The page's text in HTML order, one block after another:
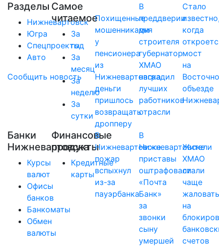
Разделы
Нижневартовск
Югра
Спецпроекты
Авто
Сообщить новость
Самое
читаемое
За
год
За
месяц
За
неделю
За
сутки
Похищенные
мошенниками
у
пенсионера
из
Нижневартовска
деньги
пришлось
возвращать
дропперу
В
преддверии
дня
строителя
губернатор
ХМАО
наградил
лучших
работников
отрасли
Стало
когда
мост
на
объезде
Банки
Нижневартовска
Курсы
валют
Офисы
банков
Банкоматы
Обмен
валюты
Финансовые
продукты
Кредитные
карты
В
Нижневартовске
пожар
вспыхнул
из-за
пауэрбанка
В
Нижневартовске
приставы
оштрафовали
«Почта
Банк»
за
звонки
сыну
умершей
Жители
ХМАО
стали
чаще
на
счетов